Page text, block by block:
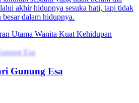
akhir hidupnya sesuka hati, tapi tidak
besar dalam hidupnya.
Utama Wanita Kuat Kehidupan
Gunung Esa